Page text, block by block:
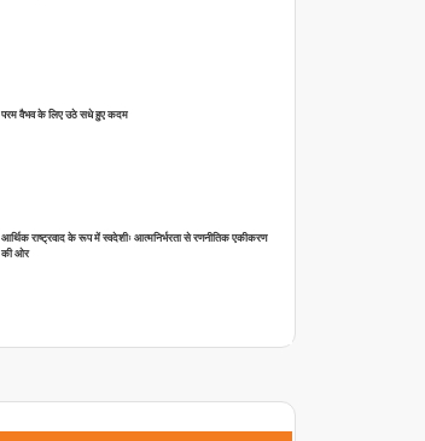
परम वैभव के लिए उठे सधे हुए कदम
आर्थिक राष्ट्रवाद के रूप में स्वदेशीः आत्मनिर्भरता से रणनीतिक एकीकरण
की ओर